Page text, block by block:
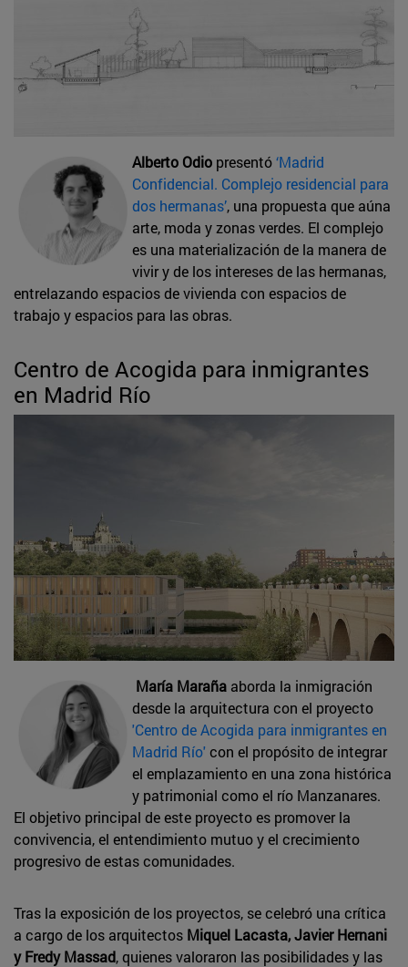
Alberto Odio presentó‘Madrid
Confidencial. Complejo residencial para
dos hermanas’, una propuesta que aúna
arte, moda y zonas verdes. El complejo
es una materialización de la manera de
vivir y de los intereses de las hermanas,
entrelazando espacios de vivienda con espacios de
trabajo y espacios para las obras.
Centro de Acogida para inmigrantes
en Madrid Río
María Maraña aborda la inmigración
desde la arquitectura con el proyecto
'Centro de Acogida para inmigrantes en
Madrid Río' con el propósito de integrar
el emplazamiento en una zona histórica
y patrimonial como el río Manzanares.
El objetivo principal de este proyecto es promover la
convivencia, el entendimiento mutuo y el crecimiento
progresivo de estas comunidades.
Tras la exposición de los proyectos, se celebró una crítica
a cargo de los arquitectos Miquel Lacasta, Javier Hernani
y Fredy Massad, quienes valoraron las posibilidades y las